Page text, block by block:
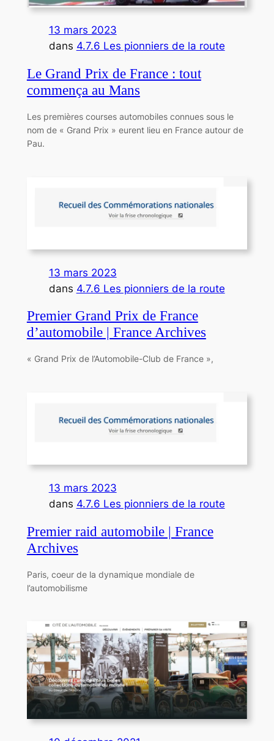
13 mars 2023
dans 4.7.6 Les pionniers de la route
Le Grand Prix de France : tout
commença au Mans
Les premières courses automobiles connues sous le
nom de « Grand Prix » eurent lieu en France autour de
Pau.
13 mars 2023
dans 4.7.6 Les pionniers de la route
Premier Grand Prix de France
d’automobile | France Archives
« Grand Prix de l’Automobile-Club de France »,
13 mars 2023
dans 4.7.6 Les pionniers de la route
Premier raid automobile | France
Archives
Paris, coeur de la dynamique mondiale de
l’automobilisme